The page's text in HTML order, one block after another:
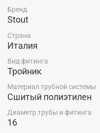
Фитинги STOUT
надёжность соединений
полный упорный буртик.
Бренд
Stout
Страна
Италия
Вид фитинга
Тройник
Материал трубной системы
Сшитый полиэтилен
Диаметр трубы и фитинга
16